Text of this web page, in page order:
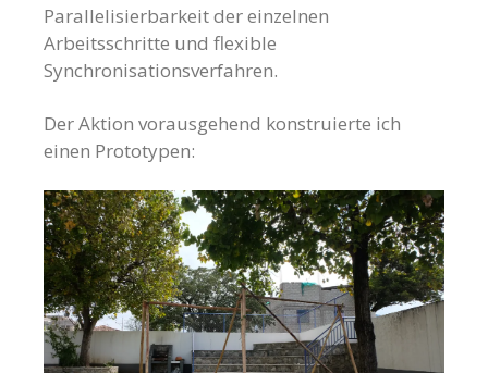
Parallelisierbarkeit der einzelnen
Arbeitsschritte und flexible
Synchronisationsverfahren.
Der Aktion vorausgehend konstruierte ich
einen Prototypen: